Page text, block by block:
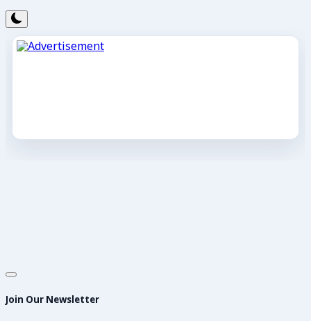
Join Our Newsletter